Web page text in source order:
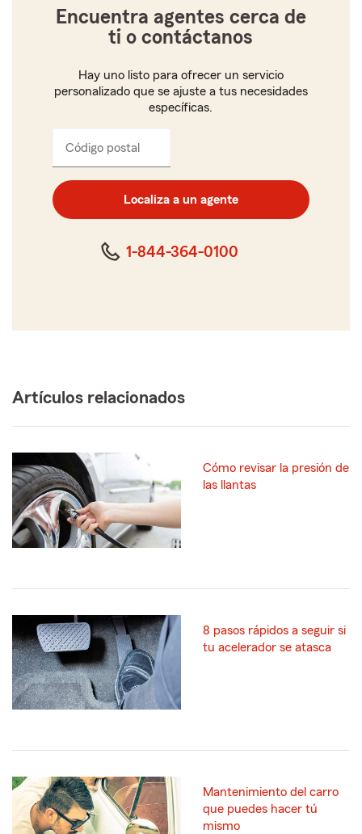
Encuentra agentes cerca de
ti o contáctanos
Hay uno listo para ofrecer un servicio
personalizado que se ajuste a tus necesidades
específicas.
Código postal
código
postal
de
cinco
Localiza a un agente
1-844-364-0100
Artículos relacionados
Cómo revisar la presión de
las llantas
8 pasos rápidos a seguir si
tu acelerador se atasca
Mantenimiento del carro
que puedes hacer tú
mismo